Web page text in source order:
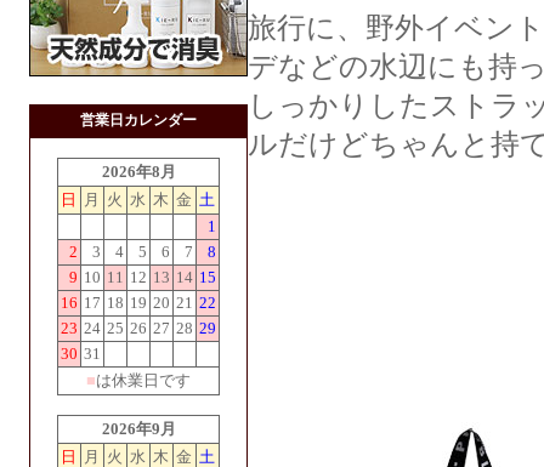
営業日カレンダー
2026年8月
日
月 火 水 木 金 土
1
2
3 4 5 6 7
8
9 10 11 12 13 14 15
16 17 18 19 20 21 22
23 24 25 26 27 28 29
30 31
■は休業日です
2026年9月
日
月 火 水 木 金 土
旅行に、野外イベン
デなどの水辺にも持
しっかりしたストラ
ルだけどちゃんと持